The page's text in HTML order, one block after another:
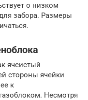
о низком
забора. Размеры
ячеистый
стороны ячейки
к
Несмотря